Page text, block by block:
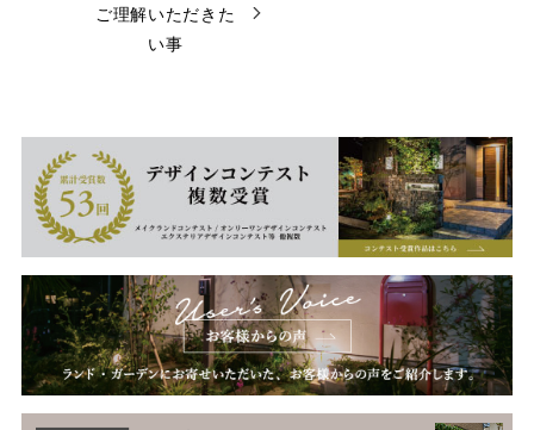
ご理解いただきた
い事